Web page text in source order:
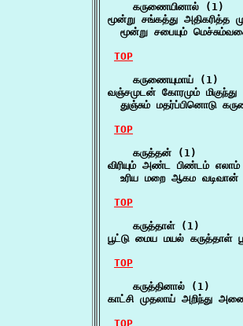
    கருணையினால் (1)
மூன்று சங்கத்து அதிகரித்த
மூன்று சபையும்
TOP
    கருணையுமாய் (1)
வஞ்சமுடன் கோரமும்
துஞ்சும் மதர்ப்பினொடு
TOP
    கருத்தன் (1)
விரியும் அண்ட பிண்டம்
உரிய மறை ஆகம வடிவான்
TOP
    கருத்தாள் (1)
பூட்டு மைய மயல் கருத்தாள்
TOP
    கருத்தினால் (1)
காட்சி முதலாய் அறிந்து
TOP